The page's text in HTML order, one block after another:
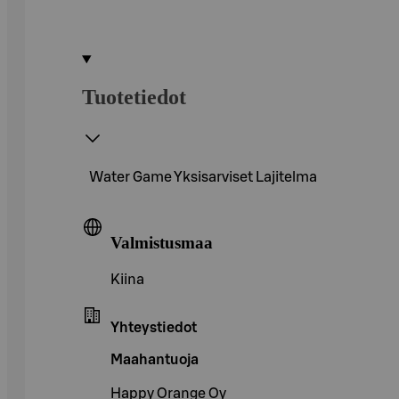
Tuotetiedot
Water Game Yksisarviset Lajitelma
Valmistusmaa
Kiina
Yhteystiedot
Maahantuoja
Happy Orange Oy